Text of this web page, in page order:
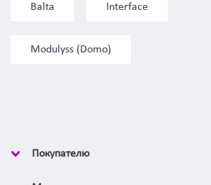
Balta Interface
Modulyss (Domo)
Покупателю